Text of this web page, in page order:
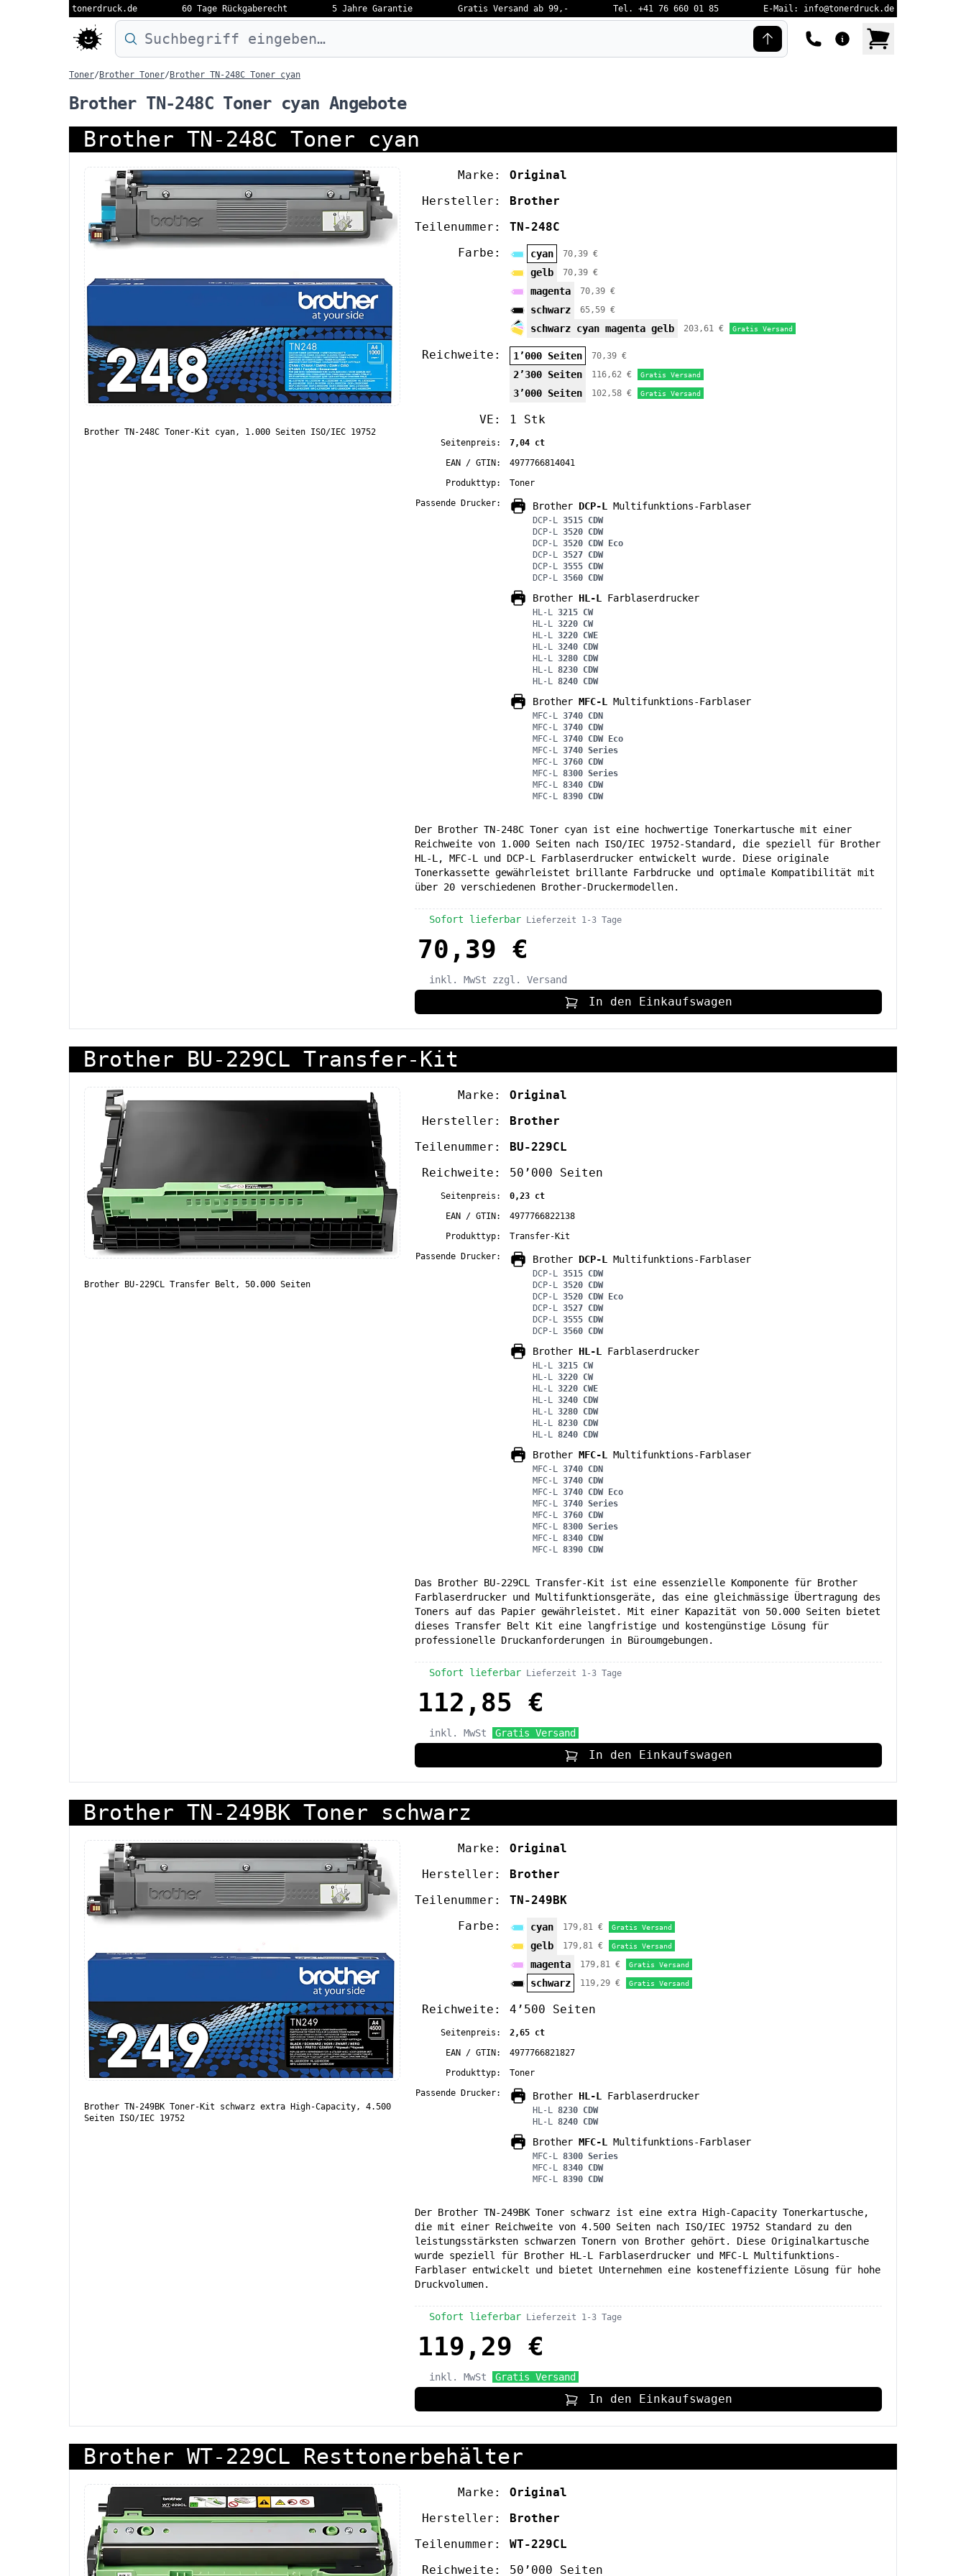
tonerdruck.de 60 Tage Rückgaberecht 5 Jahre Garantie Gratis Versand ab 99,- Tel. +41 76 660 01 85 E-Mail: info@tonerdruck.de
Druckermodell oder Produktnamen eingeben…
Toner/ Brother Toner/ Brother TN-248C Toner cyan
Brother TN-248C Toner cyan Angebote
Brother TN-248C Toner cyan
Brother TN-248C Toner-Kit cyan, 1.000 Seiten ISO/IEC 19752
Marke:
Original
Hersteller:
Brother
Teilenummer:
TN-248C
Farbe:
cyan 70,39 €
gelb 70,39 €
magenta 70,39 €
schwarz 65,59 €
schwarz cyan magenta gelb 203,61 € Gratis Versand
Reichweite: 1’000 Seiten 70,39 €
2’300 Seiten 116,62 € Gratis Versand
3’000 Seiten 102,58 € Gratis Versand
VE: 1 Stk
Seitenpreis:
7,04 ct
EAN / GTIN:
4977766814041
Produkttyp:
Toner
Passende Drucker:
Brother DCP-L Multifunktions-Farblaser
DCP-L 3515 CDW
DCP-L 3520 CDW
DCP-L 3520 CDW Eco
DCP-L 3527 CDW
DCP-L 3555 CDW
DCP-L 3560 CDW
Brother HL-L Farblaserdrucker
HL-L 3215 CW
HL-L 3220 CW
HL-L 3220 CWE
HL-L 3240 CDW
HL-L 3280 CDW
HL-L 8230 CDW
HL-L 8240 CDW
Brother MFC-L Multifunktions-Farblaser
MFC-L 3740 CDN
MFC-L 3740 CDW
MFC-L 3740 CDW Eco
MFC-L 3740 Series
MFC-L 3760 CDW
MFC-L 8300 Series
MFC-L 8340 CDW
MFC-L 8390 CDW
Der Brother TN-248C Toner cyan ist eine hochwertige Tonerkartusche mit einer
Reichweite von 1.000 Seiten nach ISO/IEC 19752-Standard, die speziell für Brother
HL-L, MFC-L und DCP-L Farblaserdrucker entwickelt wurde. Diese originale
Tonerkassette gewährleistet brillante Farbdrucke und optimale Kompatibilität mit
über 20 verschiedenen Brother-Druckermodellen.
Sofort lieferbar Lieferzeit 1-3 Tage
70,39 €
inkl. MwSt zzgl. Versand
In den Einkaufswagen
Brother BU-229CL Transfer-Kit
Brother BU-229CL Transfer Belt, 50.000 Seiten
Marke:
Original
Hersteller:
Brother
Teilenummer:
BU-229CL
Reichweite:
50’000 Seiten
Seitenpreis:
0,23 ct
EAN / GTIN:
4977766822138
Produkttyp:
Transfer-Kit
Passende Drucker:
Brother DCP-L Multifunktions-Farblaser
DCP-L 3515 CDW
DCP-L 3520 CDW
DCP-L 3520 CDW Eco
DCP-L 3527 CDW
DCP-L 3555 CDW
DCP-L 3560 CDW
Brother HL-L Farblaserdrucker
HL-L 3215 CW
HL-L 3220 CW
HL-L 3220 CWE
HL-L 3240 CDW
HL-L 3280 CDW
HL-L 8230 CDW
HL-L 8240 CDW
Brother MFC-L Multifunktions-Farblaser
MFC-L 3740 CDN
MFC-L 3740 CDW
MFC-L 3740 CDW Eco
MFC-L 3740 Series
MFC-L 3760 CDW
MFC-L 8300 Series
MFC-L 8340 CDW
MFC-L 8390 CDW
Das Brother BU-229CL Transfer-Kit ist eine essenzielle Komponente für Brother
Farblaserdrucker und Multifunktionsgeräte, das eine gleichmässige Übertragung des
Toners auf das Papier gewährleistet. Mit einer Kapazität von 50.000 Seiten bietet
dieses Transfer Belt Kit eine langfristige und kostengünstige Lösung für
professionelle Druckanforderungen in Büroumgebungen.
Sofort lieferbar Lieferzeit 1-3 Tage
112,85 €
inkl. MwSt Gratis Versand
In den Einkaufswagen
Brother TN-249BK Toner schwarz
Brother TN-249BK Toner-Kit schwarz extra High-Capacity, 4.500
Seiten ISO/IEC 19752
Marke:
Original
Hersteller:
Brother
Teilenummer:
TN-249BK
Farbe:
cyan 179,81 € Gratis Versand
gelb 179,81 € Gratis Versand
magenta 179,81 € Gratis Versand
schwarz 119,29 € Gratis Versand
Reichweite: 4’500 Seiten
Seitenpreis:
2,65 ct
EAN / GTIN:
4977766821827
Produkttyp:
Toner
Passende Drucker:
Brother HL-L Farblaserdrucker
HL-L 8230 CDW
HL-L 8240 CDW
Brother MFC-L Multifunktions-Farblaser
MFC-L 8300 Series
MFC-L 8340 CDW
MFC-L 8390 CDW
Der Brother TN-249BK Toner schwarz ist eine extra High-Capacity Tonerkartusche,
die mit einer Reichweite von 4.500 Seiten nach ISO/IEC 19752 Standard zu den
leistungsstärksten schwarzen Tonern von Brother gehört. Diese Originalkartusche
wurde speziell für Brother HL-L Farblaserdrucker und MFC-L Multifunktions-
Farblaser entwickelt und bietet Unternehmen eine kosteneffiziente Lösung für hohe
Druckvolumen.
Sofort lieferbar Lieferzeit 1-3 Tage
119,29 €
inkl. MwSt Gratis Versand
In den Einkaufswagen
Brother WT-229CL Resttonerbehälter
Marke:
Original
Hersteller:
Brother
Teilenummer:
WT-229CL
Reichweite:
50’000 Seiten